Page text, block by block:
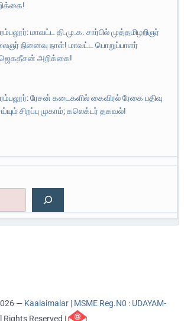
மாவட்ட தி.மு.க. சார்பில் முத்தமிழறிஞர்
நினைவு நாள்! மாவட்ட பொறுப்பாளர்
அறிக்கை!
ரேசன் கடைகளில் கைவிரல் ரேகை பதிவு
சிறப்பு முகாம்; கலெக்டர் தகவல்!
— Kaalaimalar | MSME Reg.N0 : UDAYAM-
Rights Reserved |